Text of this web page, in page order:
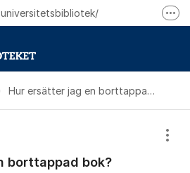
Hur ersätter jag en borttappad bok?
borttappad bok?